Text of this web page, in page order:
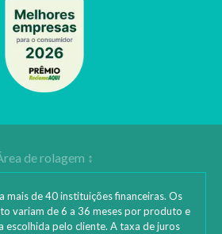
mais de 40 instituições financeiras. Os
variam de 6 a 36 meses por produto e
escolhida pelo cliente. A taxa de juros